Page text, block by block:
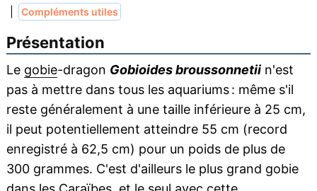
Compléments utiles
Présentation
Le gobie-dragon Gobioides broussonnetiin'est
pas à mettre dans tous les aquariums : même s'il
reste généralement à une taille inférieure à 25 cm,
il peut potentiellement atteindre 55 cm (record
enregistré à 62,5 cm) pour un poids de plus de
300 grammes. C'est d'ailleurs le plus grand gobie